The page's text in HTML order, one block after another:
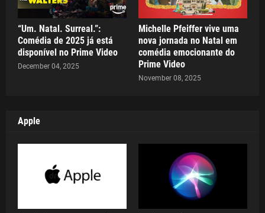
“Um. Natal. Surreal.”:
Comédia de 2025 já está
disponível no Prime Video
December 04, 2025
Michelle Pfeiffer vive uma
nova jornada no Natal em
comédia emocionante do
Prime Video
November 08, 2025
Apple